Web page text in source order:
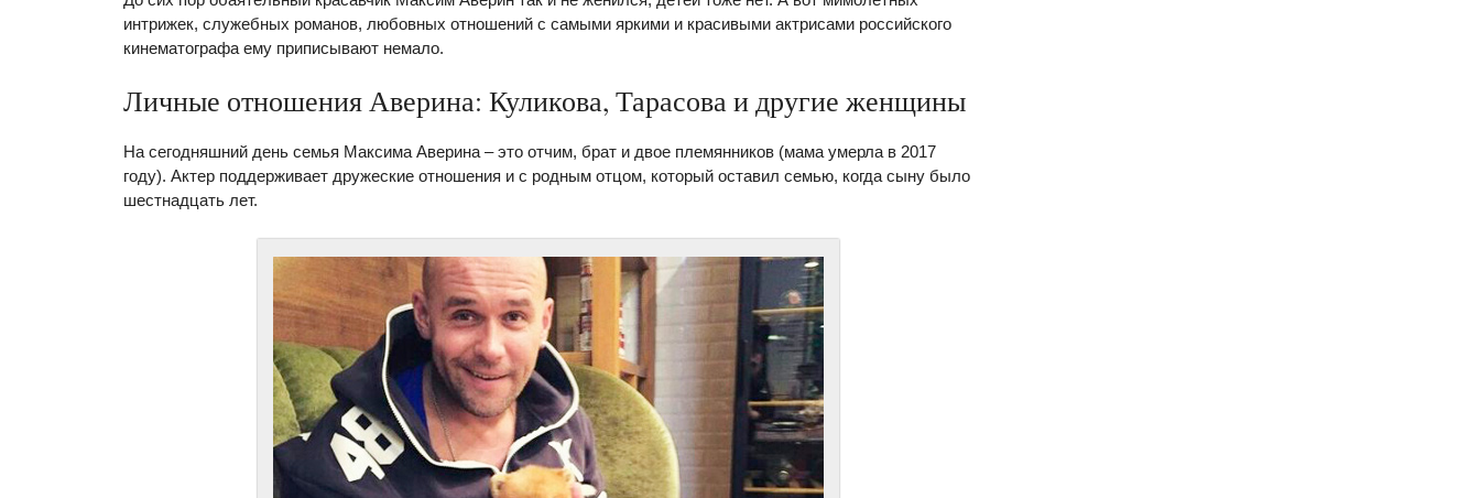
интрижек, служебных романов, любовных отношений с самыми яркими и красивыми актрисами российского
кинематографа ему приписывают немало.
Личные отношения Аверина: Куликова, Тарасова и другие женщины
На сегодняшний день семья Максима Аверина – это отчим, брат и двое племянников (мама умерла в 2017
году). Актер поддерживает дружеские отношения и с родным отцом, который оставил семью, когда сыну было
шестнадцать лет.